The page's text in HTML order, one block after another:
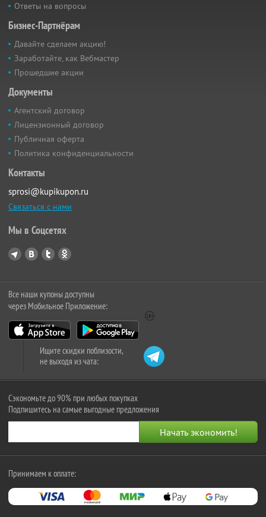
Ответы на вопросы
Бизнес-Партнёрам
Давайте сделаем акцию!
Заработайте, как Вебмастер
Прошедшие акции
Документы
Агентский договор
Лицензионный договор
Публичная оферта
Политика конфиденциальности
Контакты
sprosi@kupikupon.ru
Связаться с нами
Мы в Соцсетях
Все наши купоны доступны
через Мобильное Приложение:
Ищите скидки поблизости,
не выходя из чата:
Сэкономьте до 90% при любых покупках
Подпишитесь на самые выгодные предложения
Принимаем к оплате: